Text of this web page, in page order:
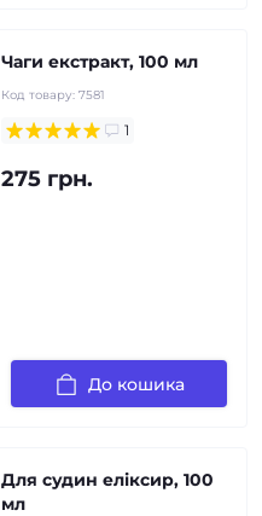
Чаги екстракт, 100 мл
Код товару: 7581
1
275 грн.
До кошика
Для судин еліксир, 100
мл